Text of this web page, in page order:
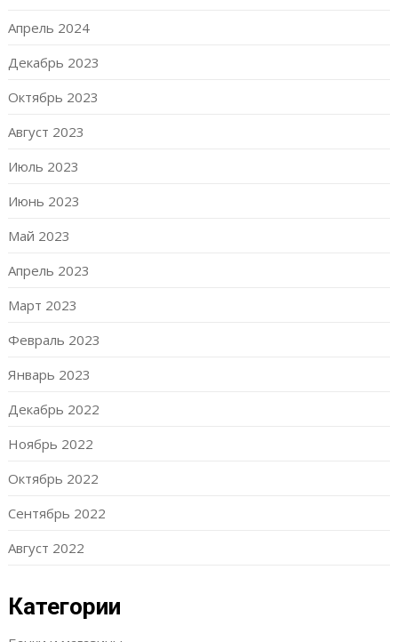
Апрель 2024
Декабрь 2023
Октябрь 2023
Август 2023
Июль 2023
Июнь 2023
Май 2023
Апрель 2023
Март 2023
Февраль 2023
Январь 2023
Декабрь 2022
Ноябрь 2022
Октябрь 2022
Сентябрь 2022
Август 2022
Категории